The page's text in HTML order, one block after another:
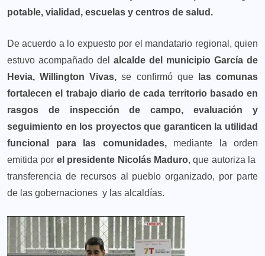
potable, vialidad, escuelas y centros de salud.
De acuerdo a lo expuesto por el mandatario regional, quien
estuvo acompañado del alcalde del municipio García de
Hevia, Willington Vivas, se confirmó que
las comunas
fortalecen el trabajo diario de cada territorio basado en
rasgos de inspección de campo, evaluación y
seguimiento en los proyectos que garanticen la utilidad
funcional para las comunidades,mediante la orden
emitida por el presidente Nicolás Maduro, que autoriza la
transferencia de recursos al pueblo organizado, por parte
de las gobernaciones y las alcaldías.